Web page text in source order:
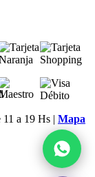
a 19 Hs | Mapa